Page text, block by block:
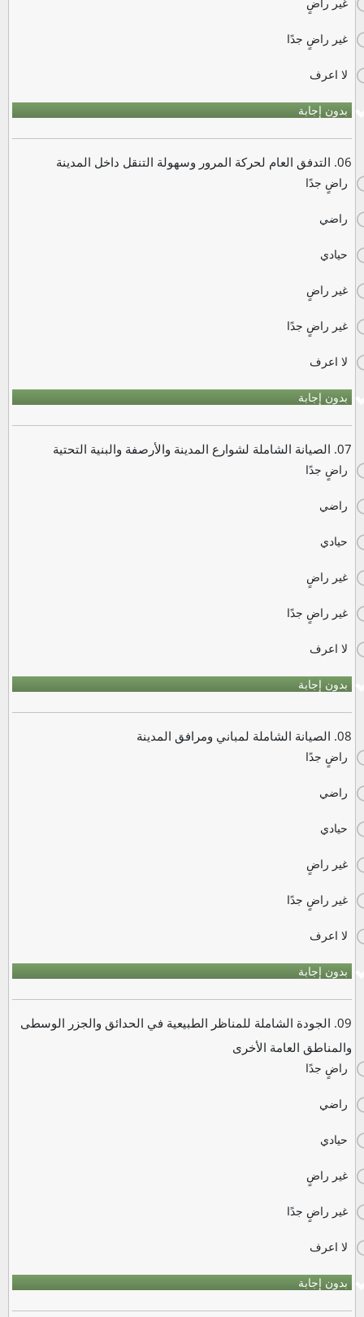
غير راضٍ جدًا
لا اعرف
بدون إجابة
06. التدفق العام لحركة المرور وسهولة التنقل داخل المدينة
راضٍ جدًا
راضي
حيادي
غير راضٍ
غير راضٍ جدًا
لا اعرف
بدون إجابة
07. الصيانة الشاملة لشوارع المدينة والأرصفة والبنية التحتية
راضٍ جدًا
راضي
حيادي
غير راضٍ
غير راضٍ جدًا
لا اعرف
بدون إجابة
08. الصيانة الشاملة لمباني ومرافق المدينة
راضٍ جدًا
راضي
حيادي
غير راضٍ
غير راضٍ جدًا
لا اعرف
بدون إجابة
09. الجودة الشاملة للمناظر الطبيعية في الحدائق والجزر الوسطى
والمناطق العامة الأخرى
راضٍ جدًا
راضي
حيادي
غير راضٍ
غير راضٍ جدًا
لا اعرف
بدون إجابة